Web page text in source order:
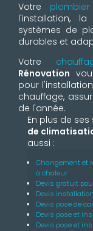
Votre plombier
l'installation,
systèmes de
durables et
Votre
Rénovation
pour
chauffage,
de l'année.
En plus de ses
de
aussi :
Changement et
à chaleur
Devis gratuit
Devis
Devis pose de
Devis pose et
Devis pose et